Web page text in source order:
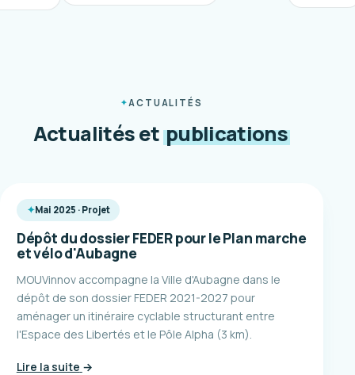
ACTUALITÉS
Actualités et publications
Mai 2025 · Projet
Dépôt du dossier FEDER pour le Plan marche
et vélo d'Aubagne
MOUVinnov accompagne la Ville d'Aubagne dans le
dépôt de son dossier FEDER 2021-2027 pour
aménager un itinéraire cyclable structurant entre
l'Espace des Libertés et le Pôle Alpha (3 km).
Lire la suite →